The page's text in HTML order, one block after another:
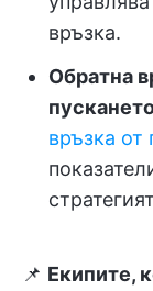
връзка.
Обратна
връзка от
📌 Екипите,